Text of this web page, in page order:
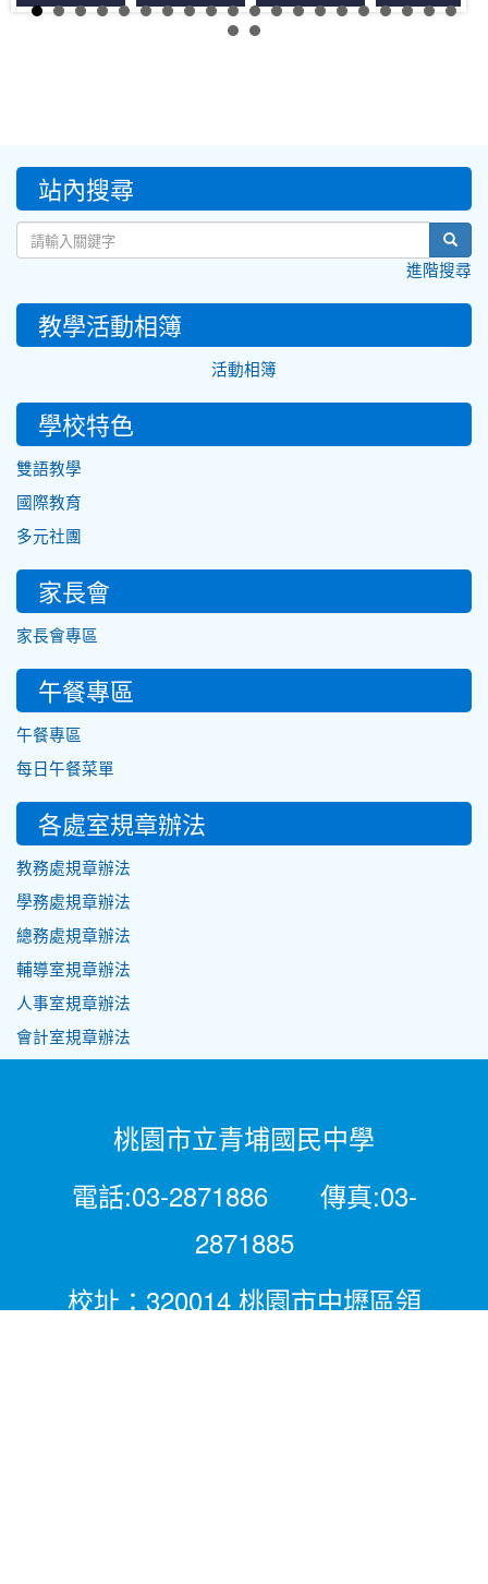
::: 站內搜尋
進階搜尋
教學活動相簿
活動相簿
學校特色
雙語教學
國際教育
多元社團
家長會
家長會專區
午餐專區
午餐專區
每日午餐菜單
各處室規章辦法
教務處規章辦法
學務處規章辦法
總務處規章辦法
輔導室規章辦法
人事室規章辦法
會計室規章辦法
桃園市立青埔國民中學
電話:03-2871886 傳真:03-
2871885
校址：320014 桃園市中壢區領